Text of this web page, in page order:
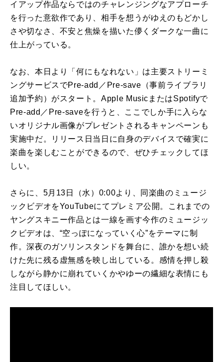
イアップ作品ならではのチャレンジングなアプローチ
を行った意欲作であり、相手を想うがゆえのもどかし
さや切なさ、不安と焦燥を描いた儚くダークな一曲に
仕上がっている。
なお、本日より「何にもなれない」は主要ストリーミ
ングサービスでPre-add／Pre-save（事前ライブラリ
追加予約）がスタート。Apple MusicまたはSpotifyで
Pre-add／Pre-saveを行うと、ここでしか手に入らな
いオリジナル画像がプレゼントされるキャンペーンも
実施中だ。リリース日当日に自身のデバイスで確実に
楽曲を楽しむことができるので、ぜひチェックしてほ
しい。
さらに、5月13日（水）0:00より、同楽曲のミュージ
ックビデオをYouTubeにてプレミア公開。これまでの
ヤングスキニー作品とは一線を画す今作のミュージッ
クビデオは、“空っぽになっていく心”をテーマに制
作。深夜のガソリンスタンドを舞台に、誰かを想い続
けた先に残る虚無感を映し出している。感情を押し殺
しながら静かに崩れていくかやゆーの繊細な表情にも
注目してほしい。